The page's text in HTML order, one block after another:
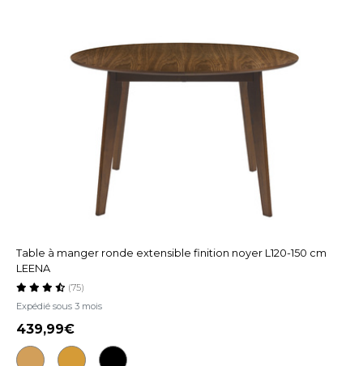
Table à manger ronde extensible finition noyer L120-150 cm
LEENA
Expédié sous 3 mois
(75)
439,99